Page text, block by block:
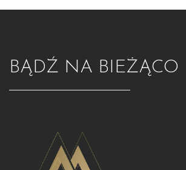
BĄDŹ NA BIEŻĄCO